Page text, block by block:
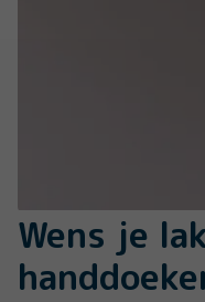
Wens je